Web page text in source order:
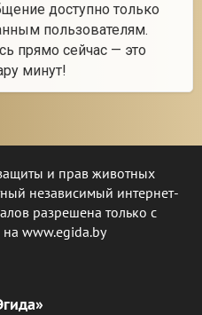
доступно только
пользователям.
прямо сейчас — это
минут!
и прав животных
независимый интернет-
разрешена только с
www.egida.by